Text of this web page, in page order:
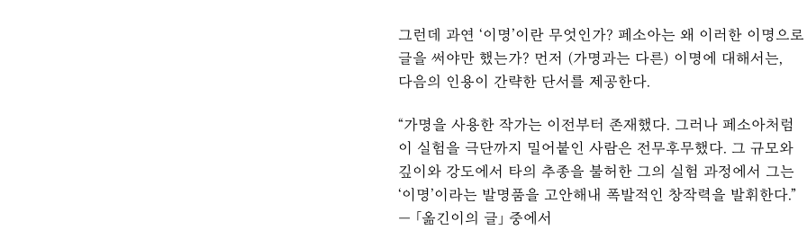
그런데 과연 ‘이명’이란 무엇인가? 페소아는 왜 이러한 이명으로
글을 써야만 했는가? 먼저 (가명과는 다른) 이명에 대해서는,
다음의 인용이 간략한 단서를 제공한다.
“가명을 사용한 작가는 이전부터 존재했다. 그러나 페소아처럼
이 실험을 극단까지 밀어붙인 사람은 전무후무했다. 그 규모와
깊이와 강도에서 타의 추종을 불허한 그의 실험 과정에서 그는
‘이명’이라는 발명품을 고안해내 폭발적인 창작력을 발휘한다.”
— 「옮긴이의 글」 중에서